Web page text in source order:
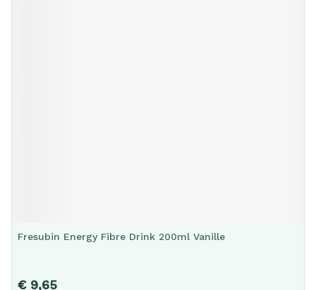
Fresubin Energy Fibre Drink 200ml Vanille
€ 9,65